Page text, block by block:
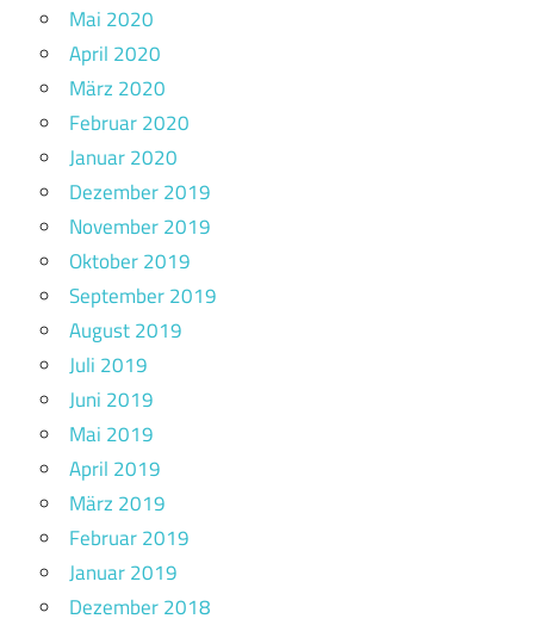
Mai 2020
April 2020
März 2020
Februar 2020
Januar 2020
Dezember 2019
November 2019
Oktober 2019
September 2019
August 2019
Juli 2019
Juni 2019
Mai 2019
April 2019
März 2019
Februar 2019
Januar 2019
Dezember 2018